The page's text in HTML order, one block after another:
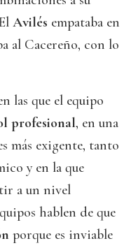
Avilés empataba en
al Cacereño, con lo
las que el equipo
profesional, en una
más exigente, tanto
y en la que
a un nivel
hablen de que
porque es inviable